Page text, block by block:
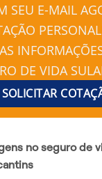
SEU E-MAIL
DE VIDA
SOLICITAR
no seguro de